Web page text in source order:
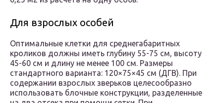
Для взрослых особей
Оптимальные клетки для среднегабаритных
кроликов должны иметь глубину 55-75 см, высоту
45-60 см и длину не менее 100 см. Размеры
стандартного варианта: 120×75×45 см (ДГВ). При
содержании взрослых зверьков целесообразно
использовать блочные конструкции, разделенные